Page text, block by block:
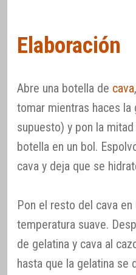
Elaboración
Abre una botella de cava
tomar mientras haces la
supuesto) y pon la
botella en un bol.
cava y deja que se
Pon el resto del cava
temperatura suave.
de gelatina y cava al
hasta que la gelatina se